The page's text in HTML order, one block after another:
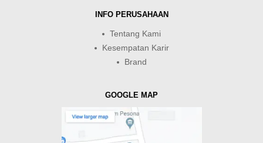
INFO PERUSAHAAN
Tentang Kami
Kesempatan Karir
Brand
GOOGLE MAP